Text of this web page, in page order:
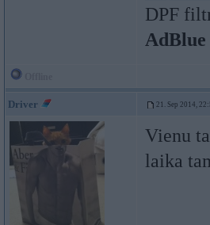
DPF
Driver 21. Sep 2014,
Vienu
laika